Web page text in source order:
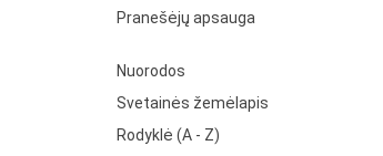
Pranešėjų apsauga
Nuorodos
Svetainės žemėlapis
Rodyklė (A - Z)